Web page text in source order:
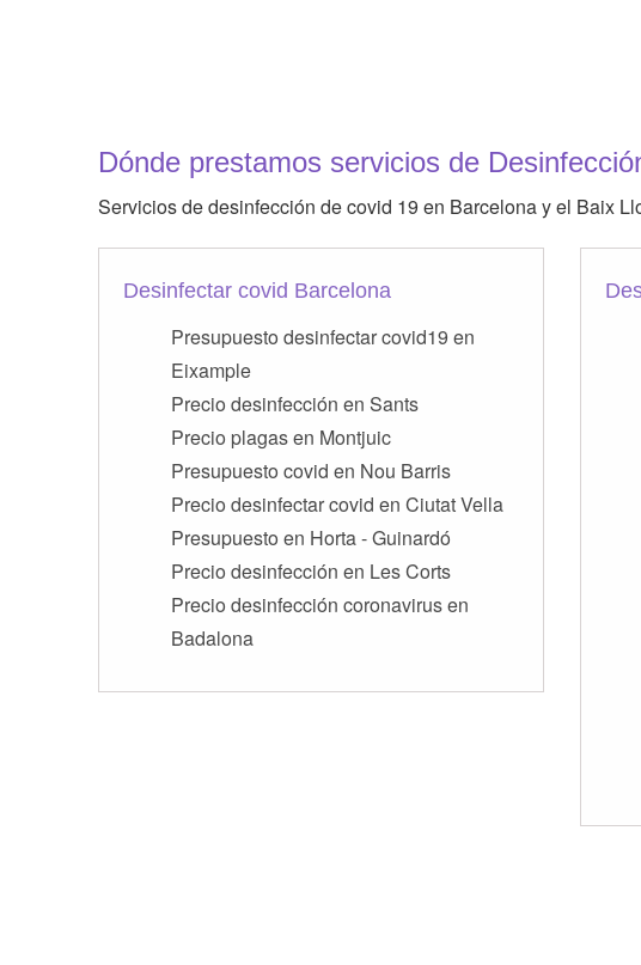
Dónde prestamos servicios de
Servicios de desinfección de covid 19 en Barcelona y el Baix
Desinfectar covid Barcelona
Presupuesto desinfectar covid19 en
Eixample
Precio desinfección en Sants
Precio plagas en Montjuic
Presupuesto covid en Nou Barris
Precio desinfectar covid en Ciutat Vella
Presupuesto en Horta - Guinardó
Precio desinfección en Les Corts
Precio desinfección coronavirus en
Badalona